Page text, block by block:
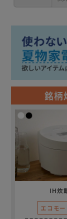
銘柄
IH炊
エコモ